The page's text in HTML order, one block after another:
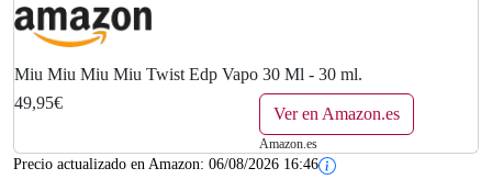
Miu Miu Miu Miu Twist Edp Vapo 30 Ml - 30 ml.
49,95€
Ver en Amazon.es
Amazon.es
Precio actualizado en Amazon: 06/08/2026 16:46